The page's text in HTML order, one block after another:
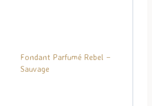
Fondant Parfumé Rebel –
Sauvage